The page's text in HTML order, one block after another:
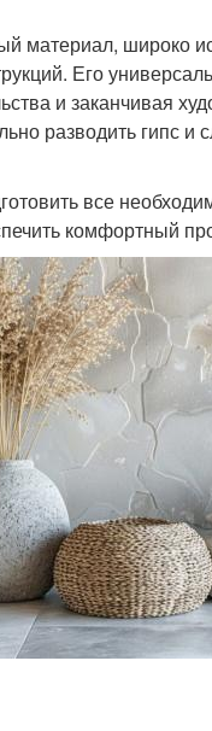
материал, широко
Его
и заканчивая
разводить гипс
все
комфортный